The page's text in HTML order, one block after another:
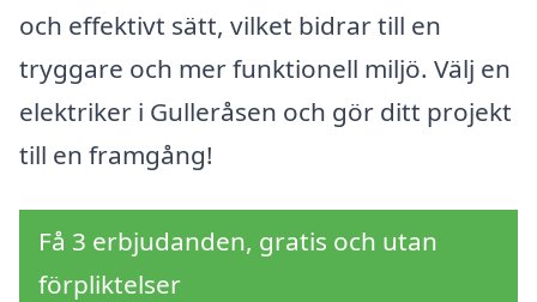
och effektivt sätt, vilket bidrar till en
tryggare och mer funktionell miljö. Välj en
elektriker i Gulleråsen och gör ditt projekt
till en framgång!
Få 3 erbjudanden, gratis och utan
förpliktelser